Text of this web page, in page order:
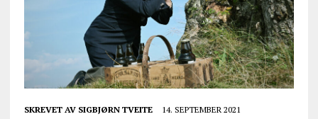
SKREVET AV SIGBJØRN TVEITE 14. SEPTEMBER 2021